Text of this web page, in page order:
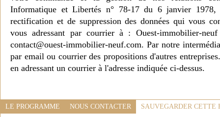
Informatique et Libertés n° 78-17 du 6 janvier 1978,
rectification et de suppression des données qui vous
vous adressant par courrier à : Ouest-immobilier-
contact@ouest-immobilier-neuf.com. Par notre
par email ou courrier des propositions d'autres
en adressant un courrier à l'adresse indiquée ci-dessus.
LE PROGRAMME NOUS CONTACTER SAUVEGARDER CETTE